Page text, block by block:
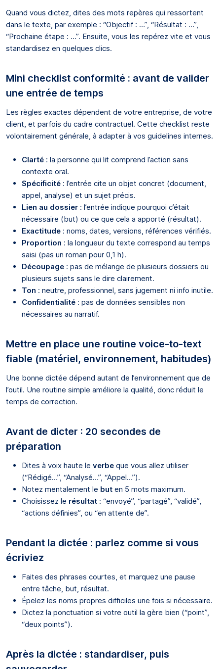
Quand vous dictez, dites des mots repères qui ressortent
dans le texte, par exemple : “Objectif : …”, “Résultat : …”,
“Prochaine étape : …”. Ensuite, vous les repérez vite et vous
standardisez en quelques clics.
Mini checklist conformité : avant de valider
une entrée de temps
Les règles exactes dépendent de votre entreprise, de votre
client, et parfois du cadre contractuel. Cette checklist reste
volontairement générale, à adapter à vos guidelines internes.
Clarté : la personne qui lit comprend l’action sans
contexte oral.
Spécificité : l’entrée cite un objet concret (document,
appel, analyse) et un sujet précis.
Lien au dossier : l’entrée indique pourquoi c’était
nécessaire (but) ou ce que cela a apporté (résultat).
Exactitude : noms, dates, versions, références vérifiés.
Proportion : la longueur du texte correspond au temps
saisi (pas un roman pour 0,1 h).
Découpage : pas de mélange de plusieurs dossiers ou
plusieurs sujets sans le dire clairement.
Ton : neutre, professionnel, sans jugement ni info inutile.
Confidentialité : pas de données sensibles non
nécessaires au narratif.
Mettre en place une routine voice-to-text
fiable (matériel, environnement, habitudes)
Une bonne dictée dépend autant de l’environnement que de
l’outil. Une routine simple améliore la qualité, donc réduit le
temps de correction.
Avant de dicter : 20 secondes de
préparation
Dites à voix haute le verbe que vous allez utiliser
(“Rédigé…”, “Analysé…”, “Appel…”).
Notez mentalement le but en 5 mots maximum.
Choisissez le résultat : “envoyé”, “partagé”, “validé”,
“actions définies”, ou “en attente de”.
Pendant la dictée : parlez comme si vous
écriviez
Faites des phrases courtes, et marquez une pause
entre tâche, but, résultat.
Épelez les noms propres difficiles une fois si nécessaire.
Dictez la ponctuation si votre outil la gère bien (“point”,
“deux points”).
Après la dictée : standardiser, puis